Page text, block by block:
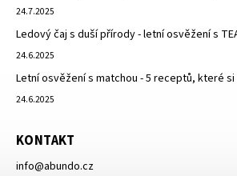
24.7.2025
Ledový čaj s duší přírody - letní osvěžení s
24.6.2025
Letní osvěžení s matchou - 5 receptů, které
24.6.2025
KONTAKT
info@abundo.cz